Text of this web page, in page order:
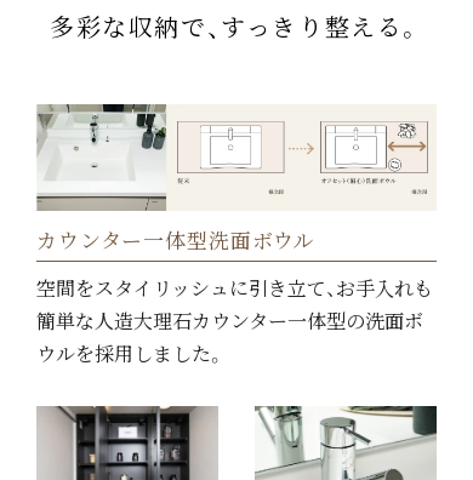
多彩な収納で、すっきり整える。
カウンター一体型洗面ボウル
空間をスタイリッシュに引き立て、お手入れも
簡単な人造大理石カウンター一体型の洗面ボ
ウルを採用しました。